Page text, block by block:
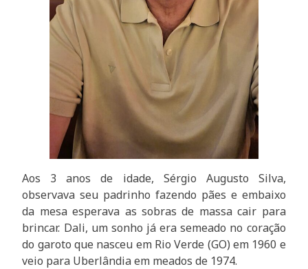
Aos 3 anos de idade, Sérgio Augusto Silva,
observava seu padrinho fazendo pães e embaixo
da mesa esperava as sobras de massa cair para
brincar. Dali, um sonho já era semeado no coração
do garoto que nasceu em Rio Verde (GO) em 1960 e
veio para Uberlândia em meados de 1974.